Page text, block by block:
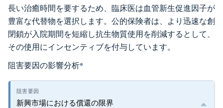
長い治癒時間を要するため、臨床医は血管新生促進因子が
豊富な代替物を選択します。公的保険者は、より迅速な創
閉鎖が入院期間を短縮し抗生物質使用を削減するとして、
その使用にインセンティブを付与しています。
阻害要因の影響分析*
新興市場における償還の限界